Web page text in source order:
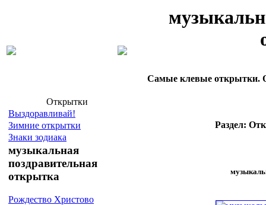
Самые клевые открытки.
Открытки
Выздоравливай!
Зимние открытки
Знаки зодиака
музыкальная
поздравительная
открытка
Рождество Христово
Раздел: